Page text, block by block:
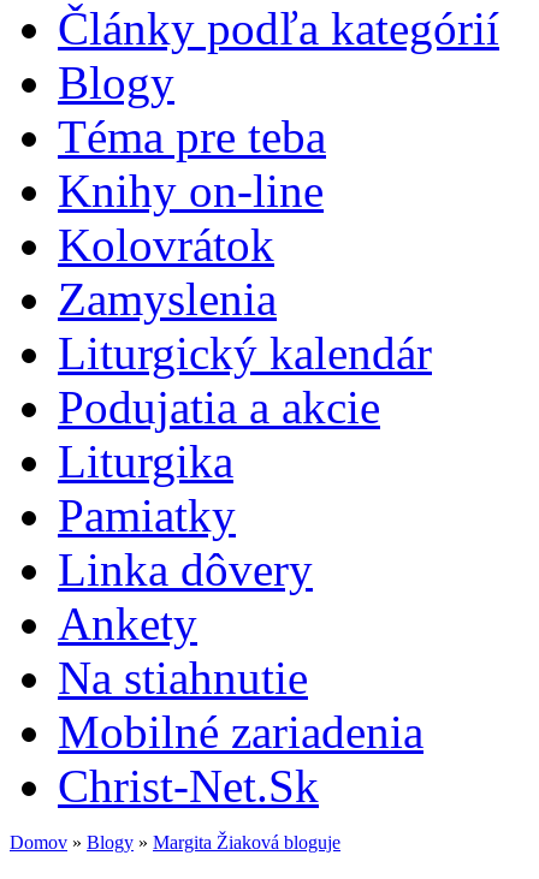
Články podľa kategórií
Blogy
Téma pre teba
Knihy on-line
Kolovrátok
Zamyslenia
Liturgický kalendár
Podujatia a akcie
Liturgika
Pamiatky
Linka dôvery
Ankety
Na stiahnutie
Mobilné zariadenia
Christ-Net.Sk
Domov » Blogy » Margita Žiaková bloguje